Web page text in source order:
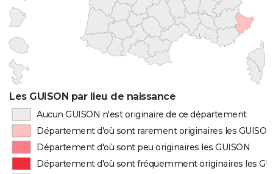
Les GUISON par lieu de naissance
Aucun GUISON n'est originaire de ce département
Département d'où sont rarement originaires les GUISON
Département d'où sont peu originaires les GUISON
Département d'où sont fréquemment originaires les